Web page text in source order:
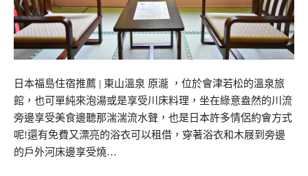
日本福島住宿推薦 | 東山溫泉 原瀧 ，位於會津若松的溫泉旅
館，也可單純來泡湯或是享受川床料理，坐在綠意盎然的川流
旁邊享受美食邊聽那湍湍流水聲，也是日本許多情侶約會方式
呢!還有免費又漂亮的浴衣可以租借，穿著浴衣和木屐到旁邊
的戶外河床邊享受燒…